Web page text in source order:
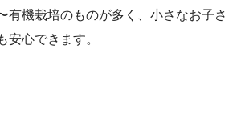
有機栽培のものが多く、小さなお子さ
安心できます。